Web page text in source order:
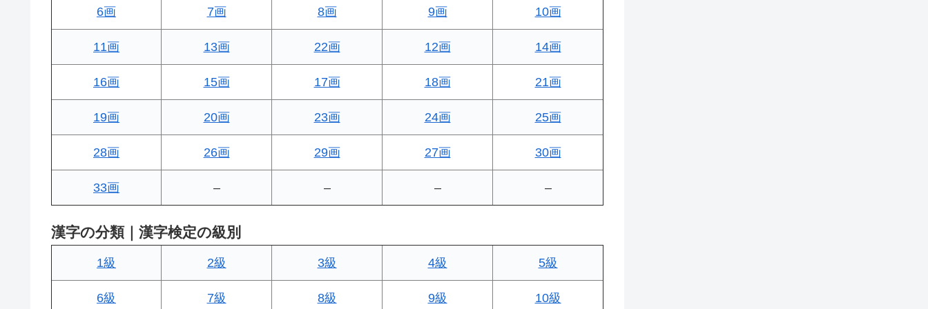
6画 7画 8画 9画 10画
11画 13画 22画 12画 14画
16画 15画 17画 18画 21画
19画 20画 23画 24画 25画
28画 26画 29画 27画 30画
33画 – – – –
漢字の分類｜漢字検定の級別
1級 2級 3級 4級 5級
6級 7級 8級 9級 10級